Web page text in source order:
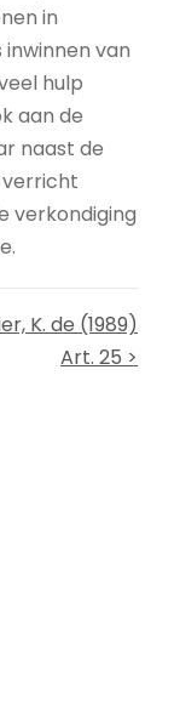
in
van
hulp
aan de
naast de
verricht
verkondiging
K. de (1989)
Art. 25 >